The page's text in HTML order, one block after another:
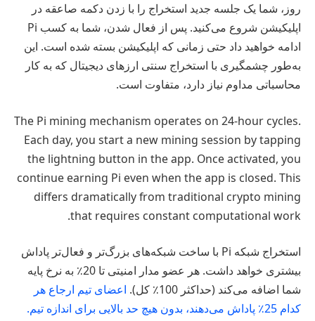
روز، شما یک جلسه جدید استخراج را با زدن دکمه صاعقه در
اپلیکیشن شروع می‌کنید. پس از فعال شدن، شما به کسب Pi
ادامه خواهید داد حتی زمانی که اپلیکیشن بسته شده است. این
به‌طور چشمگیری با استخراج سنتی ارزهای دیجیتال که به کار
محاسباتی مداوم نیاز دارد، متفاوت است.
The Pi mining mechanism operates on 24-hour cycles.
Each day, you start a new mining session by tapping
the lightning button in the app. Once activated, you
continue earning Pi even when the app is closed. This
differs dramatically from traditional crypto mining
that requires constant computational work.
استخراج شبکه Pi با ساخت شبکه‌های بزرگ‌تر و فعال‌تر پاداش
بیشتری خواهد داشت. هر عضو مدار امنیتی تا 20٪ به نرخ پایه
شما اضافه می‌کند (حداکثر 100٪ کل).
اعضای تیم ارجاع هر
کدام 25٪ پاداش می‌دهند، بدون هیچ حد بالایی برای اندازه تیم.